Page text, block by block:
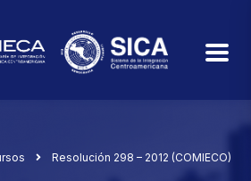
Resolución 298 – 2012 (COMIECO)